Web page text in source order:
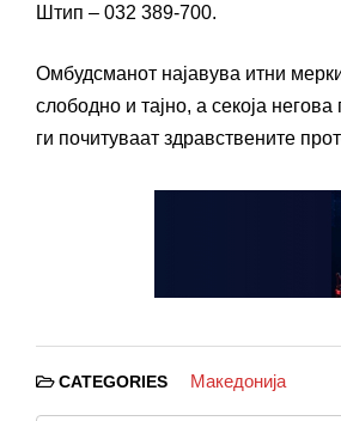
Штип – 032 389-700.
Омбудсманот најавува итни
слободно и тајно, а секоја
ги почитуваат здравствените
CATEGORIES Македонија